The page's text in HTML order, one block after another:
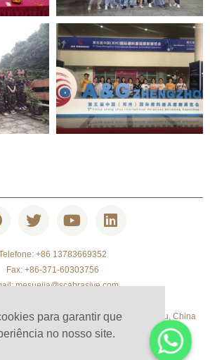
para garantir que
no nosso site.
Sicheng Abrasives Tech Co., Ltd.
+86 13783669352
Fax: +86-371-60303756
mesuejia@scabrasive.com
Square, Songshan South Road, Zhengzhou, China